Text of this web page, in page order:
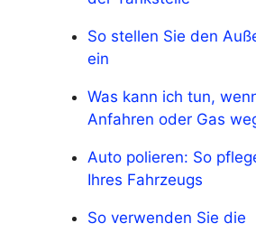
So stellen Sie den
ein
Was kann ich tun,
Anfahren oder Gas
Auto polieren: So
Ihres Fahrzeugs
So verwenden Sie die